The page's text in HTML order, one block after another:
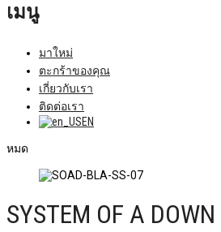
เมนู
มาใหม่
ตะกร้าของคุณ
เกี่ยวกับเรา
ติดต่อเรา
EN
หมด
SYSTEM OF A